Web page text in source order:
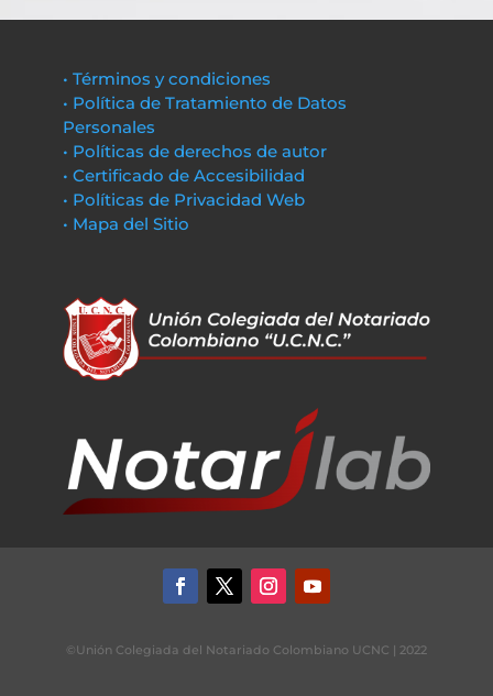
• Términos y condiciones
• Política de Tratamiento de Datos
Personales
• Políticas de derechos de autor
• Certificado de Accesibilidad
• Políticas de Privacidad Web
• Mapa del Sitio
©Unión Colegiada del Notariado Colombiano UCNC | 2022